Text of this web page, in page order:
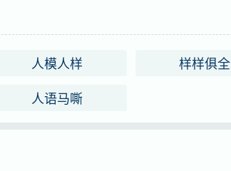
人模人样
样样俱全
人语马嘶